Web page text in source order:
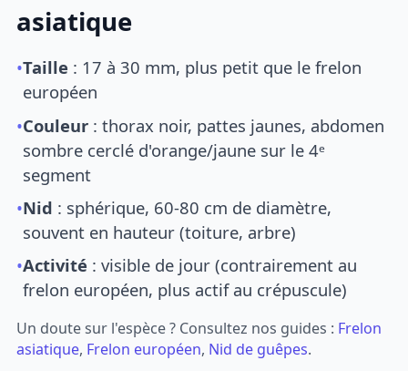
asiatique
•Taille : 17 à 30 mm, plus petit que le frelon
européen
•Couleur : thorax noir, pattes jaunes, abdomen
sombre cerclé d'orange/jaune sur le 4ᵉ
segment
•Nid : sphérique, 60-80 cm de diamètre,
souvent en hauteur (toiture, arbre)
•Activité : visible de jour (contrairement au
frelon européen, plus actif au crépuscule)
Un doute sur l'espèce ? Consultez nos guides : Frelon
asiatique, Frelon européen, Nid de guêpes.